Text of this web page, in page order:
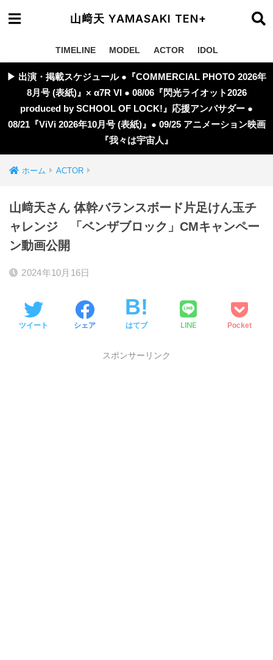
山﨑天 YAMASAKI TEN+
TIMELINE MODEL ACTOR IDOL
▶︎ 出演・掲載スケジュール ●『COMMERCIAL PHOTO 2026年
8月号 (表紙)』× α7R VI ● 08/06『閃光ライオット2026
produced by SCHOOL OF LOCK!』応援アンバサダー ●
08/21『ViVi 2026年10月号 (表紙)』● 09/25 アニメーション映画
『我々は宇宙人』
ホーム ACTOR
山﨑天さん 体幹バランスボード片足けん玉チ
ャレンジ 「ベンザブロック」CMキャンペー
ン動画公開
2024年10月16日
ツイート シェア はてブ LINE Pocket
スポンサーリンク